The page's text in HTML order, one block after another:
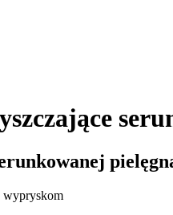
wypryskom